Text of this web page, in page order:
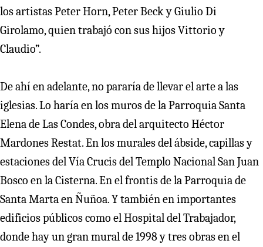
los artistas Peter Horn, Peter Beck y Giulio Di
Girolamo, quien trabajó con sus hijos Vittorio y
Claudio”.
De ahí en adelante, no pararía de llevar el arte a las
iglesias. Lo haría en los muros de la Parroquia Santa
Elena de Las Condes, obra del arquitecto Héctor
Mardones Restat. En los murales del ábside, capillas y
estaciones del Vía Crucis del Templo Nacional San Juan
Bosco en la Cisterna. En el frontis de la Parroquia de
Santa Marta en Ñuñoa. Y también en importantes
edificios públicos como el Hospital del Trabajador,
donde hay un gran mural de 1998 y tres obras en el